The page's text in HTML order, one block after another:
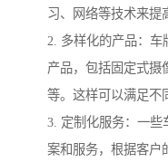
习、网络等技术来提
2. 多样化的产品：车
产品，包括固定式摄
等。这样可以满足不
3. 定制化服务：一些
案和服务，根据客户